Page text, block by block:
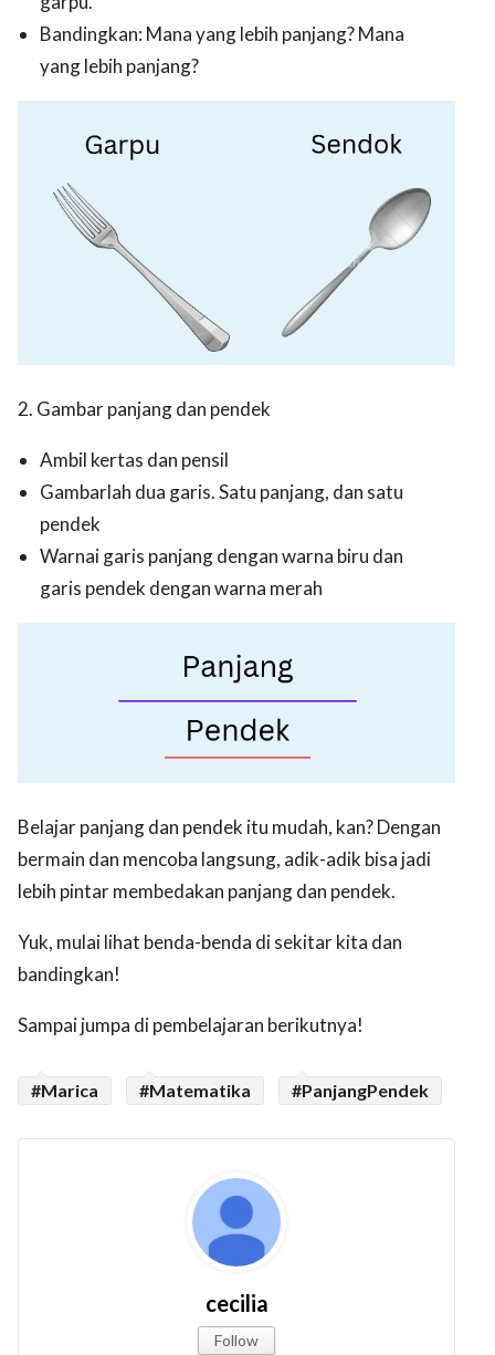
Bandingkan: Mana yang lebih panjang? Mana
yang lebih panjang?
2. Gambar panjang dan pendek
Ambil kertas dan pensil
Gambarlah dua garis. Satu panjang, dan satu
pendek
Warnai garis panjang dengan warna biru dan
garis pendek dengan warna merah
Belajar panjang dan pendek itu mudah, kan? Dengan
bermain dan mencoba langsung, adik-adik bisa jadi
lebih pintar membedakan panjang dan pendek.
Yuk, mulai lihat benda-benda di sekitar kita dan
bandingkan!
Sampai jumpa di pembelajaran berikutnya!
#Marica #Matematika #PanjangPendek
cecilia
Follow